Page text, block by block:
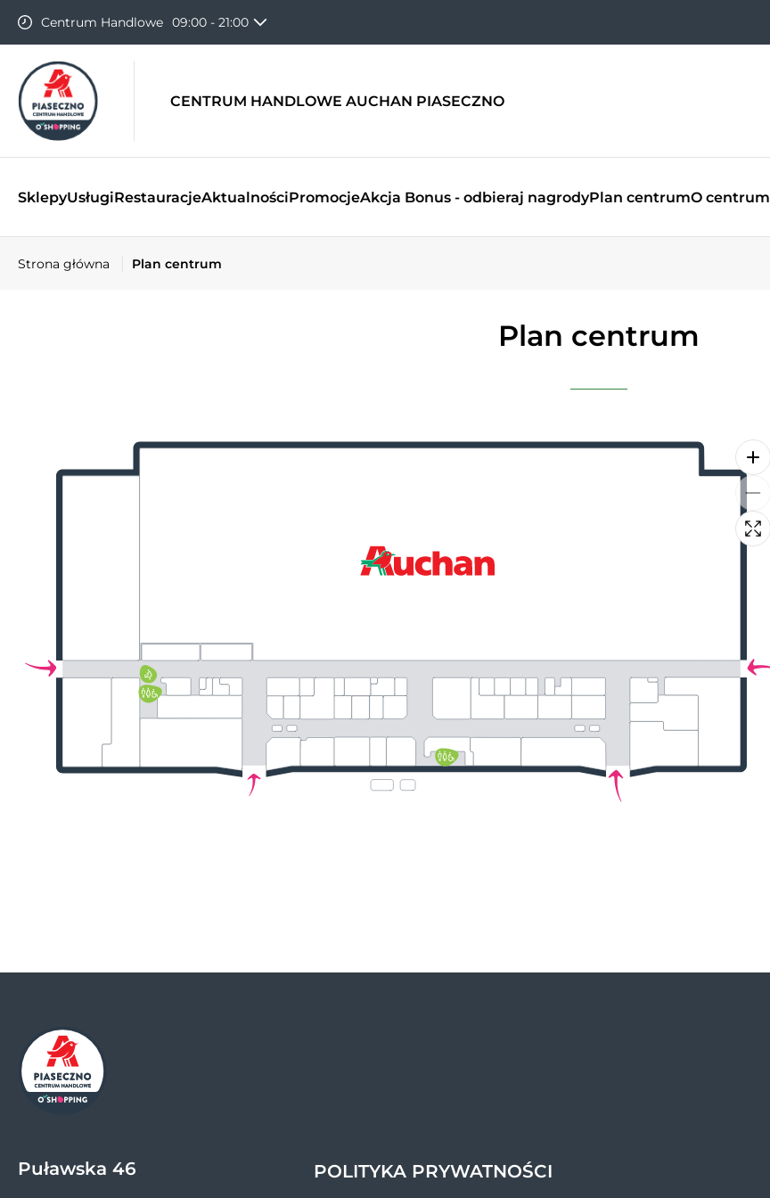
Centrum Handlowe 09:00 - 21:00
Hipermarket 06:00 - 22:00
CENTRUM HANDLOWE AUCHAN PIASECZNO
SklepyUsługiRestauracjeAktualnościPromocjeAkcja Bonus - odbieraj nagrodyPlan centrumO centrum
Strona główna Plan centrum
Plan centrum
Puławska 46 POLITYKA PRYWATNOŚCI